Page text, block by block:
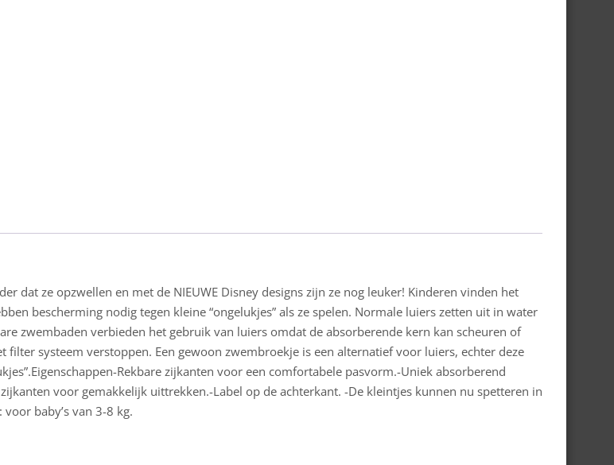
dat ze opzwellen en met de NIEUWE Disney designs zijn ze nog leuker! Kinderen vinden het
bescherming nodig tegen kleine “ongelukjes” als ze spelen. Normale luiers zetten uit in water
zwembaden verbieden het gebruik van luiers omdat de absorberende kern kan scheuren of
systeem verstoppen. Een gewoon zwembroekje is een alternatief voor luiers, echter deze
Rekbare zijkanten voor een comfortabele pasvorm.-Uniek absorberend
voor gemakkelijk uittrekken.-Label op de achterkant. -De kleintjes kunnen nu spetteren in
baby’s van 3-8 kg.